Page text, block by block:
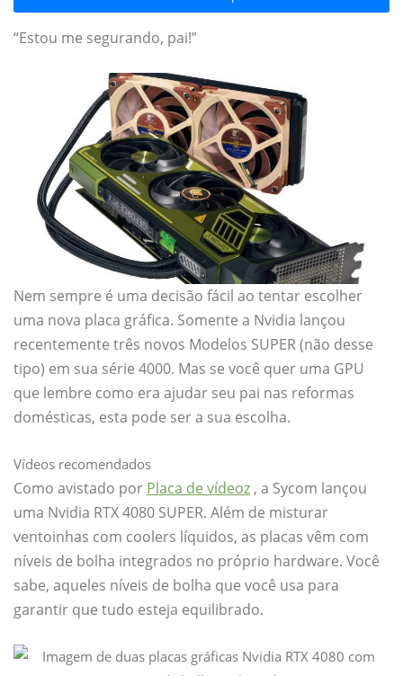
“Estou me segurando, pai!”
Nem sempre é uma decisão fácil ao tentar escolher
uma nova placa gráfica. Somente a Nvidia lançou
recentemente três novos Modelos SUPER (não desse
tipo) em sua série 4000. Mas se você quer uma GPU
que lembre como era ajudar seu pai nas reformas
domésticas, esta pode ser a sua escolha.
Vídeos recomendados
Como avistado por Placa de vídeoz , a Sycom lançou
uma Nvidia RTX 4080 SUPER. Além de misturar
ventoinhas com coolers líquidos, as placas vêm com
níveis de bolha integrados no próprio hardware. Você
sabe, aqueles níveis de bolha que você usa para
garantir que tudo esteja equilibrado.